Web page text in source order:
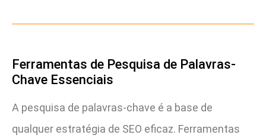
Ferramentas de Pesquisa de Palavras-
Chave Essenciais
A pesquisa de palavras-chave é a base de
qualquer estratégia de SEO eficaz. Ferramentas